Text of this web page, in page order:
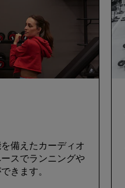
備えたカーディオ
スでランニングや
きます。